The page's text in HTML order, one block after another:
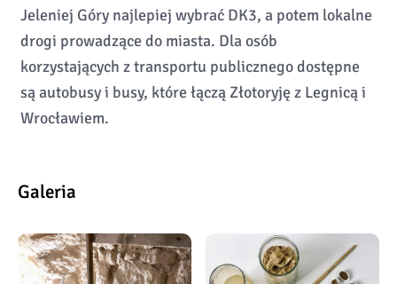
Jeleniej Góry najlepiej wybrać DK3, a potem lokalne
drogi prowadzące do miasta. Dla osób
korzystających z transportu publicznego dostępne
są autobusy i busy, które łączą Złotoryję z Legnicą i
Wrocławiem.
Galeria